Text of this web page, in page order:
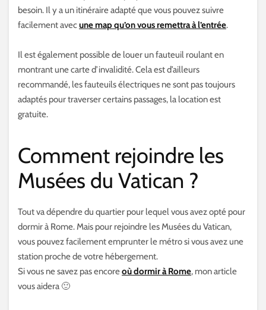
besoin. Il y a un itinéraire adapté que vous pouvez suivre
facilement avecune map qu’on vous remettra à l’entrée.
Il est également possible de louer un fauteuil roulant en
montrant une carte d’invalidité. Cela est d’ailleurs
recommandé, les fauteuils électriques ne sont pas toujours
adaptés pour traverser certains passages, la location est
gratuite.
Comment rejoindre les
Musées du Vatican ?
Tout va dépendre du quartier pour lequel vous avez opté pour
dormir à Rome. Mais pour rejoindre les Musées du Vatican,
vous pouvez facilement emprunter le métro si vous avez une
station proche de votre hébergement.
Si vous ne savez pas encoreoù dormir à Rome, mon article
vous aidera 🙂